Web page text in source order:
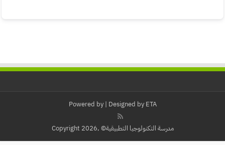
Powered by | Designed by ETA
مدرسة التكنولوجيا التطبيقية© ,Copyright 2026